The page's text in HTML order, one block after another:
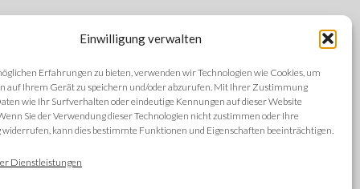
Einwilligung verwalten
Erfahrungen zu bieten, verwenden wir Technologien wie Cookies, um
auf Ihrem Gerät zu speichern und/oder abzurufen. Mit Ihrer Zustimmung
wie Ihr Surfverhalten oder eindeutige Kennungen auf dieser Website
Sie der Verwendung dieser Technologien nicht zustimmen oder Ihre
kann dies bestimmte Funktionen und Eigenschaften beeinträchtigen.
Dienstleistungen